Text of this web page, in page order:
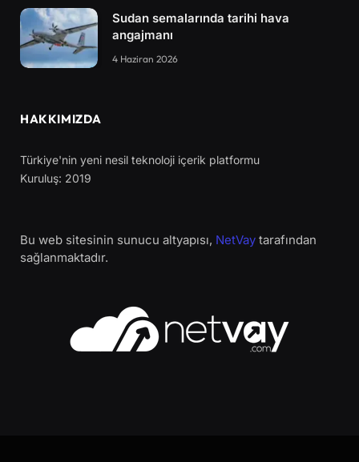
Sudan semalarında tarihi hava
angajmanı
4 Haziran 2026
HAKKIMIZDA
Türkiye'nin yeni nesil teknoloji içerik platformu
Kuruluş: 2019
Bu web sitesinin sunucu altyapısı, NetVay tarafından
sağlanmaktadır.